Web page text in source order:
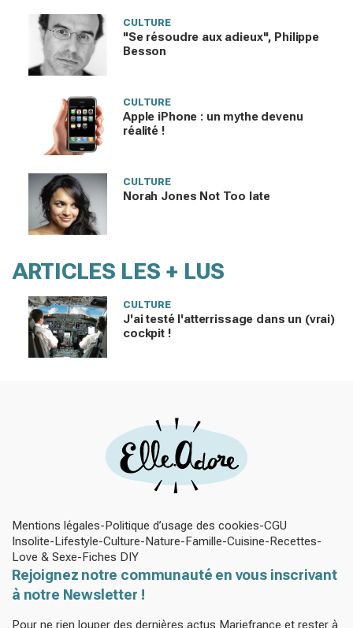
CULTURE
"Se résoudre aux adieux", Philippe
Besson
CULTURE
Apple iPhone : un mythe devenu
réalité !
CULTURE
Norah Jones Not Too late
ARTICLES LES + LUS
CULTURE
J'ai testé l'atterrissage dans un (vrai)
cockpit !
Mentions légales Politique d’usage des cookies CGU
Insolite Lifestyle Culture Nature Famille Cuisine Recettes
Love & Sexe Fiches DIY
Rejoignez notre communauté en vous inscrivant
à notre Newsletter !
Pour ne rien louper des dernières actus Mariefrance et rester à